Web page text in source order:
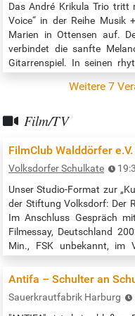
Das André Krikula Trio tritt
Voice“ in der Reihe Musik
Marien in Ottensen auf.
verbindet die sanfte
Gitarrenspiel. In seinen
warmen Sommerabends.
Weitere 7
Film/TV
FilmClub Walddörfer
Volksdorfer Schulkate
Unser Studio-Format zur
der Stiftung Volksdorf: Der
Im Anschluss Gespräch
Filmessay, Deutschland
Min., FSK unbekannt, im
von Michael Kuball, der die
Antifa – Schulter an
Sauerkrautfabrik Harburg